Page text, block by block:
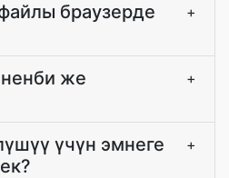
браузерде
+
же
+
үчүн эмнеге
+